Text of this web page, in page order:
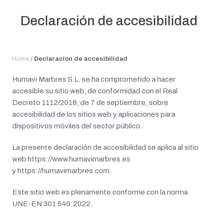
Declaración de accesibilidad
Home / Declaración de accesibilidad
Humavi Marbres S.L. se ha comprometido a hacer
accesible su sitio web, de conformidad con el Real
Decreto 1112/2018, de 7 de septiembre, sobre
accesibilidad de los sitios web y aplicaciones para
dispositivos móviles del sector público.
La presente declaración de accesibilidad se aplica al sitio
web https://www.humavimarbres.es
y https://humavimarbres.com.
Este sitio web es plenamente conforme con la norma
UNE-EN 301 549:2022.